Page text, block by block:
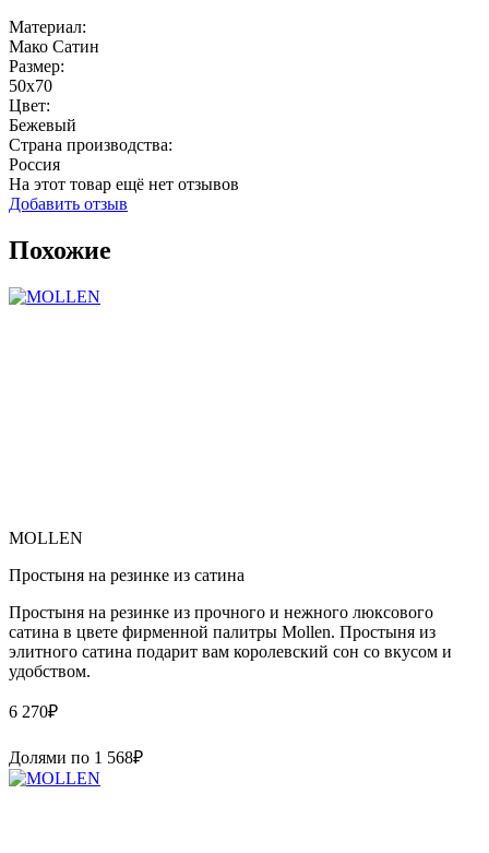
Материал:
Мако Сатин
Размер:
50x70
Цвет:
Бежевый
Страна производства:
Россия
На этот товар ещё нет отзывов
Добавить отзыв
Похожие
MOLLEN
Простыня на резинке из сатина
Простыня на резинке из прочного и нежного люксового
сатина в цвете фирменной палитры Mollen. Простыня из
элитного сатина подарит вам королевский сон со вкусом и
удобством.
6 270₽
Долями по 1 568₽